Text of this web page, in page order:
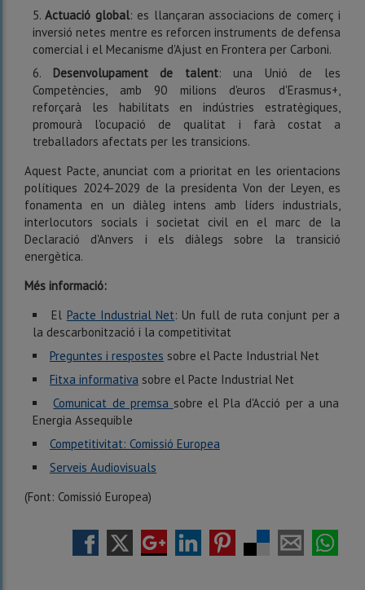
Actuació global: es llançaran associacions de comerç i
inversió netes mentre es reforcen instruments de defensa
comercial i el Mecanisme d'Ajust en Frontera per Carboni.
Desenvolupament de talent: una Unió de les
Competències, amb 90 milions d'euros d'Erasmus+,
reforçarà les habilitats en indústries estratègiques,
promourà l'ocupació de qualitat i farà costat a
treballadors afectats per les transicions.
Aquest Pacte, anunciat com a prioritat en les orientacions
polítiques 2024-2029 de la presidenta Von der Leyen, es
fonamenta en un diàleg intens amb líders industrials,
interlocutors socials i societat civil en el marc de la
Declaració d'Anvers i els diàlegs sobre la transició
energètica.
Més informació:
El Pacte Industrial Net: Un full de ruta conjunt per a
la descarbonització i la competitivitat
Preguntes i respostes sobre el Pacte Industrial Net
Fitxa informativa sobre el Pacte Industrial Net
Comunicat de premsa sobre el Pla d'Acció per a una
Energia Assequible
Competitivitat: Comissió Europea
Serveis Audiovisuals
(Font: Comissió Europea)